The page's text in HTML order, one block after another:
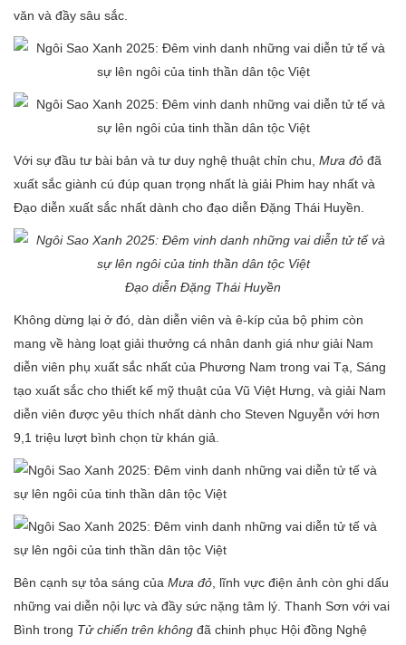
văn và đầy sâu sắc.
Với sự đầu tư bài bản và tư duy nghệ thuật chỉn chu, Mưa đỏ đã
xuất sắc giành cú đúp quan trọng nhất là giải Phim hay nhất và
Đạo diễn xuất sắc nhất dành cho đạo diễn Đặng Thái Huyền.
Đạo diễn Đặng Thái Huyền
Không dừng lại ở đó, dàn diễn viên và ê-kíp của bộ phim còn
mang về hàng loạt giải thưởng cá nhân danh giá như giải Nam
diễn viên phụ xuất sắc nhất của Phương Nam trong vai Tạ, Sáng
tạo xuất sắc cho thiết kế mỹ thuật của Vũ Việt Hưng, và giải Nam
diễn viên được yêu thích nhất dành cho Steven Nguyễn với hơn
9,1 triệu lượt bình chọn từ khán giả.
Bên cạnh sự tỏa sáng của Mưa đỏ , lĩnh vực điện ảnh còn ghi dấu
những vai diễn nội lực và đầy sức nặng tâm lý. Thanh Sơn với vai
Bình trong Tử chiến trên không đã chinh phục Hội đồng Nghệ